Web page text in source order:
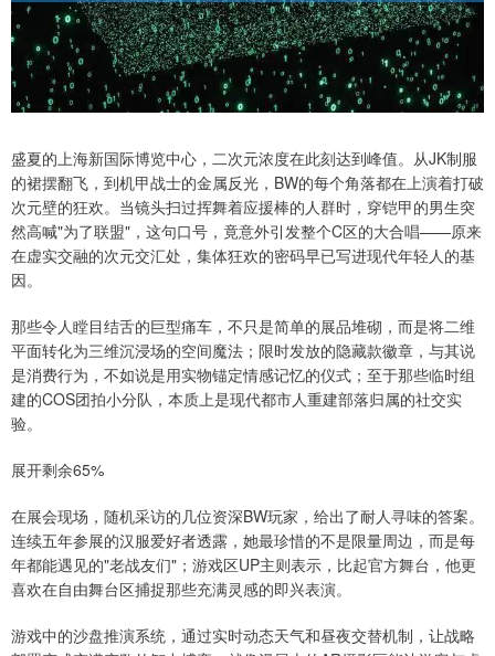
盛夏的上海新国际博览中心，二次元浓度在此刻达到峰值。从JK制服
的裙摆翻飞，到机甲战士的金属反光，BW的每个角落都在上演着打破
次元壁的狂欢。当镜头扫过挥舞着应援棒的人群时，穿铠甲的男生突
然高喊"为了联盟"，这句口号，竟意外引发整个C区的大合唱——原来
在虚实交融的次元交汇处，集体狂欢的密码早已写进现代年轻人的基
因。
那些令人瞠目结舌的巨型痛车，不只是简单的展品堆砌，而是将二维
平面转化为三维沉浸场的空间魔法；限时发放的隐藏款徽章，与其说
是消费行为，不如说是用实物锚定情感记忆的仪式；至于那些临时组
建的COS团拍小分队，本质上是现代都市人重建部落归属的社交实
验。
展开剩余65%
在展会现场，随机采访的几位资深BW玩家，给出了耐人寻味的答案。
连续五年参展的汉服爱好者透露，她最珍惜的不是限量周边，而是每
年都能遇见的"老战友们"；游戏区UP主则表示，比起官方舞台，他更
喜欢在自由舞台区捕捉那些充满灵感的即兴表演。
游戏中的沙盘推演系统，通过实时动态天气和昼夜交替机制，让战略